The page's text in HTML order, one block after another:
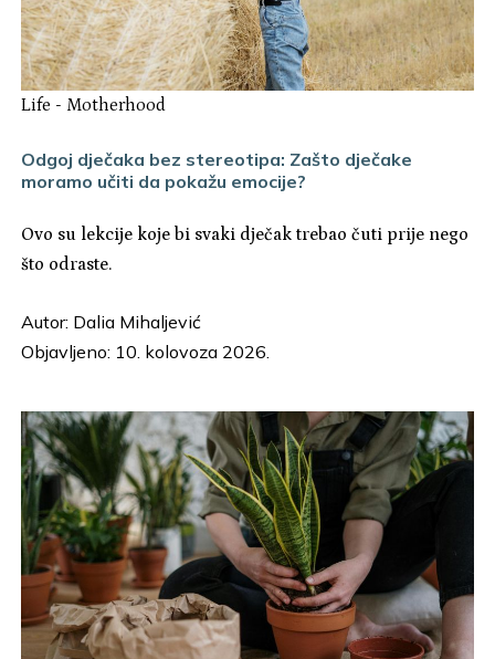
Life - Motherhood
Odgoj dječaka bez stereotipa: Zašto dječake
moramo učiti da pokažu emocije?
Ovo su lekcije koje bi svaki dječak trebao čuti prije nego
što odraste.
Autor: Dalia Mihaljević
Objavljeno: 10. kolovoza 2026.